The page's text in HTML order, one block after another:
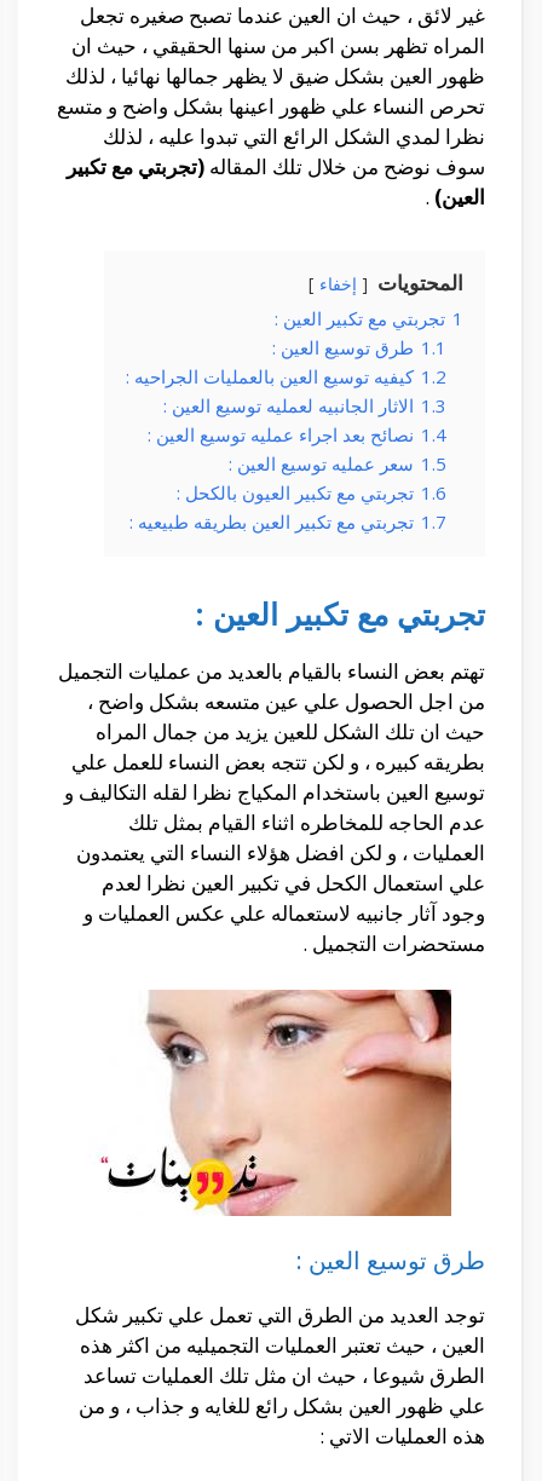
غير لائق ، حيث ان العين عندما تصبح صغيره تجعل
المراه تظهر بسن اكبر من سنها الحقيقي ، حيث ان
ظهور العين بشكل ضيق لا يظهر جمالها نهائيا ، لذلك
تحرص النساء علي ظهور اعينها بشكل واضح و متسع
نظرا لمدي الشكل الرائع التي تبدوا عليه ، لذلك
سوف نوضح من خلال تلك المقاله (تجربتي مع تكبير
العين) .
المحتويات إخفاء
1 تجربتي مع تكبير العين :
1.1 طرق توسيع العين :
1.2 كيفيه توسيع العين بالعمليات الجراحيه :
1.3 الاثار الجانبيه لعمليه توسيع العين :
1.4 نصائح بعد اجراء عمليه توسيع العين :
1.5 سعر عمليه توسيع العين :
1.6 تجربتي مع تكبير العيون بالكحل :
1.7 تجربتي مع تكبير العين بطريقه طبيعيه :
تجربتي مع تكبير العين :
تهتم بعض النساء بالقيام بالعديد من عمليات التجميل
من اجل الحصول علي عين متسعه بشكل واضح ،
حيث ان تلك الشكل للعين يزيد من جمال المراه
بطريقه كبيره ، و لكن تتجه بعض النساء للعمل علي
توسيع العين باستخدام المكياج نظرا لقله التكاليف و
عدم الحاجه للمخاطره اثناء القيام بمثل تلك
العمليات ، و لكن افضل هؤلاء النساء التي يعتمدون
علي استعمال الكحل في تكبير العين نظرا لعدم
وجود آثار جانبيه لاستعماله علي عكس العمليات و
مستحضرات التجميل .
طرق توسيع العين :
توجد العديد من الطرق التي تعمل علي تكبير شكل
العين ، حيث تعتبر العمليات التجميليه من اكثر هذه
الطرق شيوعا ، حيث ان مثل تلك العمليات تساعد
علي ظهور العين بشكل رائع للغايه و جذاب ، و من
هذه العمليات الاتي :